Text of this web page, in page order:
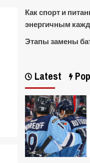
Как спорт и
энергичным
Этапы замены
Latest